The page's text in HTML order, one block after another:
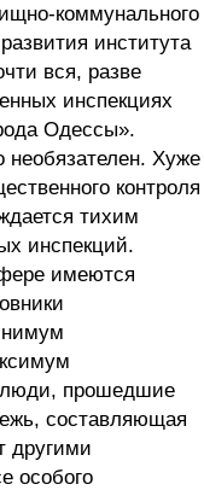
коммунального
института
вся, разве
инспекциях
Одессы».
необязателен. Хуже
контроля
тихим
инспекций.
имеются
люди, прошедшие
составляющая
другими
особого